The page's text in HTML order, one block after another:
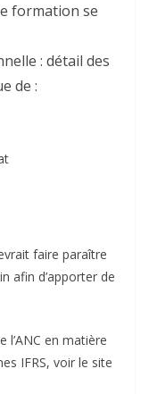
formation se
: détail des
de :
faire paraître
afin d’apporter de
l’ANC en matière
IFRS, voir le site